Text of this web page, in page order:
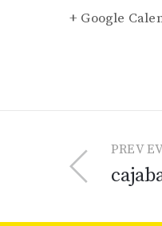
+ Google
PREV